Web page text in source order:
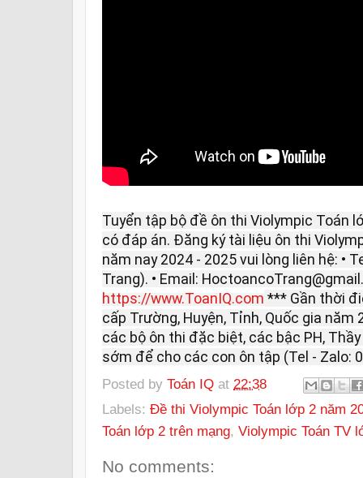
Tuyển tập bộ đề ôn thi Violympic Toán
có đáp án. Đăng ký tài liệu ôn thi
năm nay 2024 - 2025 vui lòng liên hệ: •
Trang). • Email:
https://www.ToanIQ.com *** Gần thời
cấp Trường, Huyện, Tỉnh, Quốc gia năm
các bộ ôn thi đặc biệt, các bậc PH,
sớm để cho các con ôn tập (Tel - Zalo:
Posted by Toán IQ at 22:38
Labels: Đề thi Violympic Toán lớp 2 năm
Toán lớp 2 trên mạng, Violympic Toán TV
No comments: